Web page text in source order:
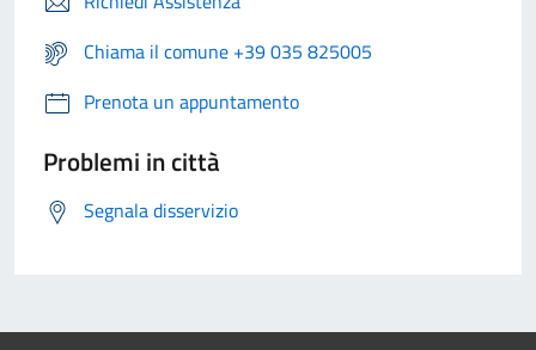
Chiama il comune +39 035 825005
Prenota un appuntamento
Problemi in città
Segnala disservizio